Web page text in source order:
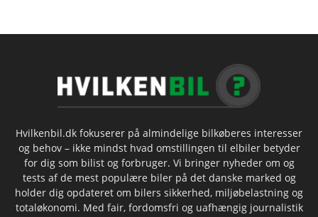
Hvilkenbil.dk fokuserer på almindelige bilkøberes interesser
og behov – ikke mindst hvad omstillingen til elbiler betyder
for dig som bilist og forbruger. Vi bringer nyheder om og
tests af de mest populære biler på det danske marked og
holder dig opdateret om bilers sikkerhed, miljøbelastning og
totaløkonomi. Med fair, fordomsfri og uafhængig journalistik